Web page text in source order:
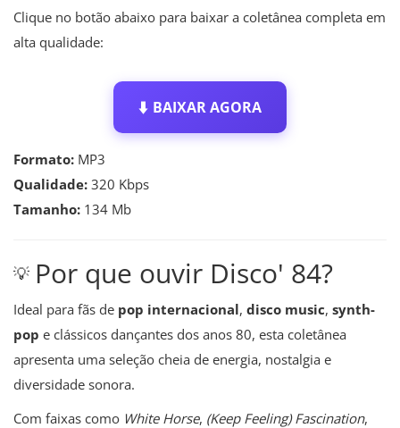
Clique no botão abaixo para baixar a coletânea completa em
alta qualidade:
⬇️ BAIXAR AGORA
Formato: MP3
Qualidade: 320 Kbps
Tamanho: 134 Mb
💡 Por que ouvir Disco' 84?
Ideal para fãs de pop internacional, disco music, synth-
pop e clássicos dançantes dos anos 80, esta coletânea
apresenta uma seleção cheia de energia, nostalgia e
diversidade sonora.
Com faixas como White Horse, (Keep Feeling) Fascination,